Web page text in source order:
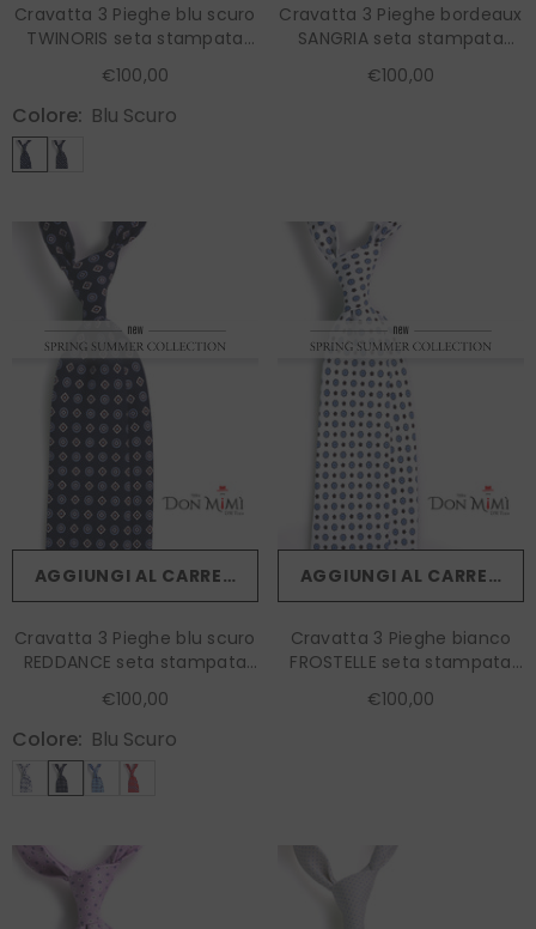
Cravatta 3 Pieghe blu scuro
TWINORIS seta stampata
€100,00
Colore: Blu Scuro
Cravatta 3 Pieghe bordeaux
SANGRIA seta stampata
€100,00
AGGIUNGI AL CARRELLO
Cravatta 3 Pieghe blu scuro
REDDANCE seta stampata
inglese
€100,00
Colore: Blu Scuro
AGGIUNGI AL CARRELLO
Cravatta 3 Pieghe bianco
FROSTELLE seta stampata
inglese
€100,00